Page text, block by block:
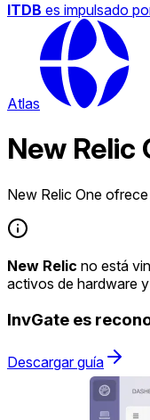
ITDB es impulsado
Atlas
New Relic
New Relic One
New Relic no está
activos de hardware
InvGate es
Descargar guía